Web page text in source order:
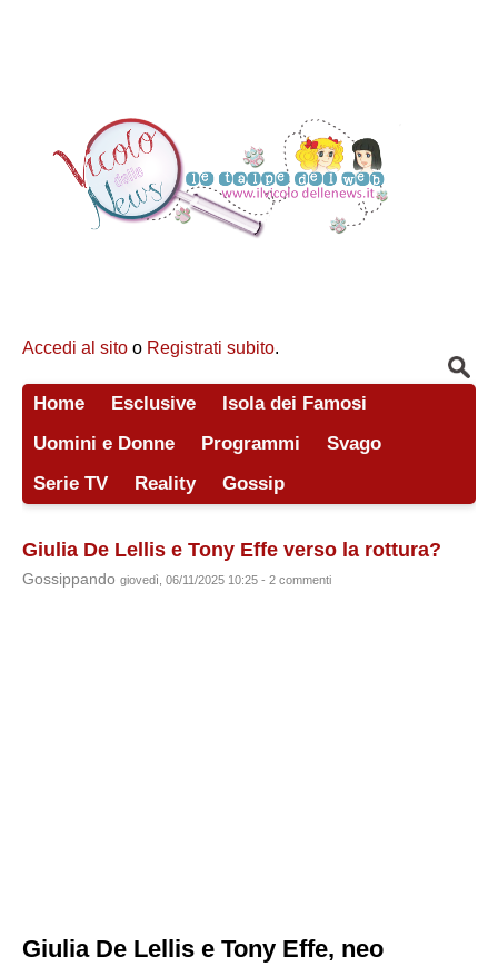
Accedi al sito o Registrati subito.
Home Esclusive
Isola dei Famosi
Uomini e Donne
Programmi
Svago
Serie TV
Reality Gossip
Giulia De Lellis e Tony Effe verso la rottura?
Gossippando giovedì, 06/11/2025 10:25 - 2 commenti
Giulia De Lellis e Tony Effe, neo